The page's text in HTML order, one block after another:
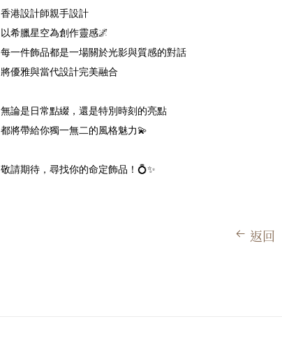
香港設計師親手設計
以希臘星空為創作靈感🌌
每一件飾品都是一場關於光影與質感的對話
將優雅與當代設計完美融合
無論是日常點綴，還是特別時刻的亮點
都將帶給你獨一無二的風格魅力💫
敬請期待，尋找你的命定飾品！💍✨
返回